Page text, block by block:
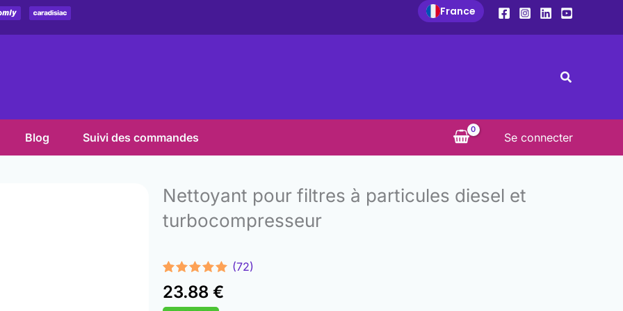
France
Blog Suivi des commandes Se connecter
Nettoyant pour filtres à particules diesel et
turbocompresseur
Noté4.96
sur 5
basé sur
72
(72)
23.88 €